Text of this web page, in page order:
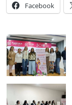
Facebook